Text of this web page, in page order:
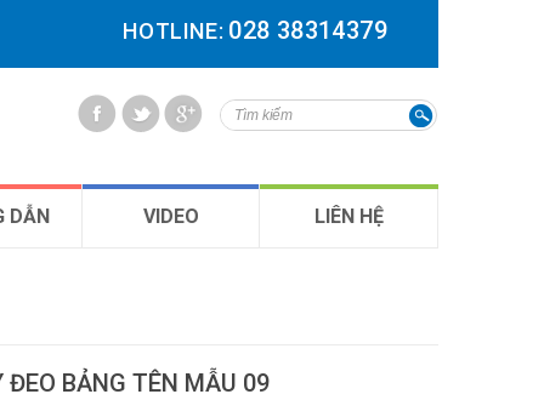
HOTLINE: 028 38314379
DẪN VIDEO LIÊN HỆ
ĐEO BẢNG TÊN MẪU 09